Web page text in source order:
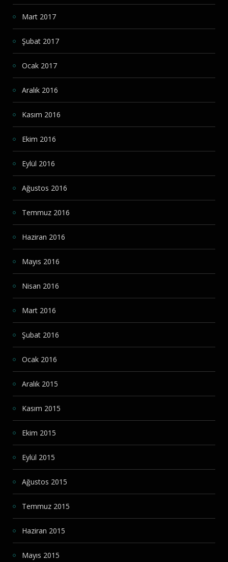
Mart 2017
Şubat 2017
Ocak 2017
Aralık 2016
Kasım 2016
Ekim 2016
Eylül 2016
Ağustos 2016
Temmuz 2016
Haziran 2016
Mayıs 2016
Nisan 2016
Mart 2016
Şubat 2016
Ocak 2016
Aralık 2015
Kasım 2015
Ekim 2015
Eylül 2015
Ağustos 2015
Temmuz 2015
Haziran 2015
Mayıs 2015